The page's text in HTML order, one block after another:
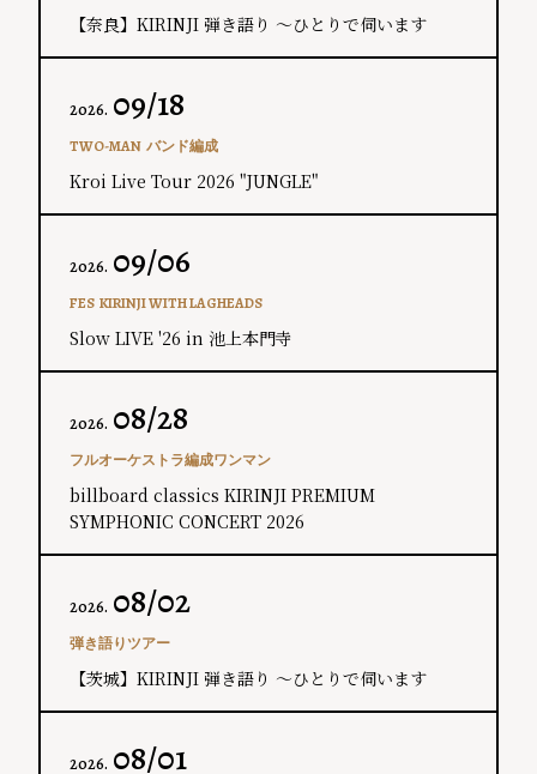
【奈良】KIRINJI 弾き語り ～ひとりで伺います
2026. 09/18
TWO-MAN バンド編成
Kroi Live Tour 2026 "JUNGLE"
2026. 09/06
FES KIRINJI WITH LAGHEADS
Slow LIVE '26 in 池上本門寺
2026. 08/28
フルオーケストラ編成ワンマン
billboard classics KIRINJI PREMIUM
SYMPHONIC CONCERT 202​6
2026. 08/02
弾き語りツアー
【茨城】KIRINJI 弾き語り ～ひとりで伺います
2026. 08/01